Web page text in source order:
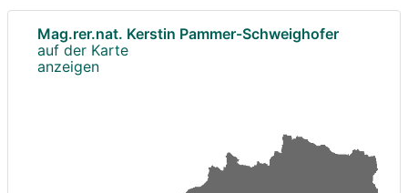
Mag.rer.nat. Kerstin Pammer-Schweighofer
auf der Karte
anzeigen